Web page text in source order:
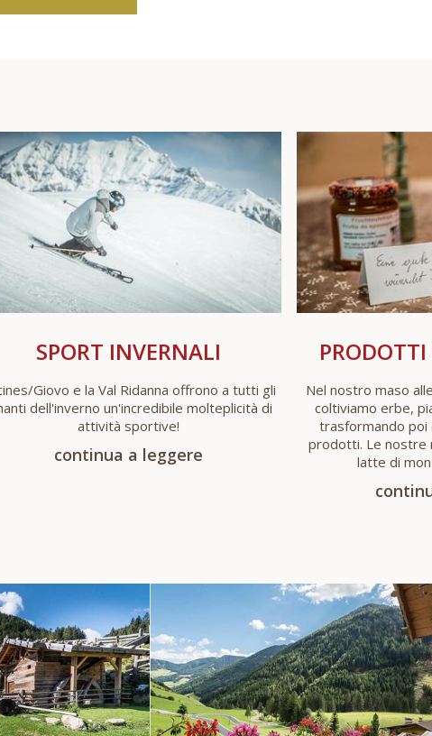
SPORT INVERNALI
Giovo e la Val Ridanna offrono a tutti gli
dell'inverno un'incredibile molteplicità di
attività sportive!
continua a leggere
Nel nostro maso
coltiviamo erbe,
trasformando poi
prodotti. Le nostre
latte di
VAL DI GIOVE